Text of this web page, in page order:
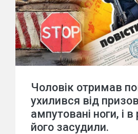
Чоловік отримав
ухилився від
ампутовані ноги, і в
його засудили.